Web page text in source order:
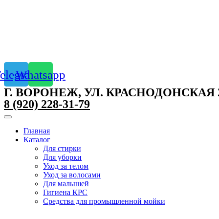
Whatsapp
Г. ВОРОНЕЖ, УЛ. КРАСНОДОНСКАЯ
8 (920) 228-31-79
Главная
Каталог
Для стирки
Для уборки
Уход за телом
Уход за волосами
Для малышей
Гигиена КРС
Средства для промышленной мойки